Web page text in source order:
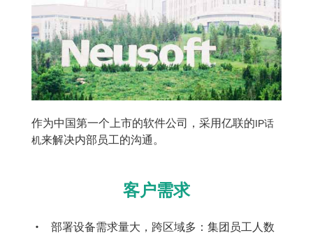
作为中国第一个上市的软件公司，采用亿联的IP话
机来解决内部员工的沟通。
客户需求
•
部署设备需求量大，跨区域多：集团员工人数